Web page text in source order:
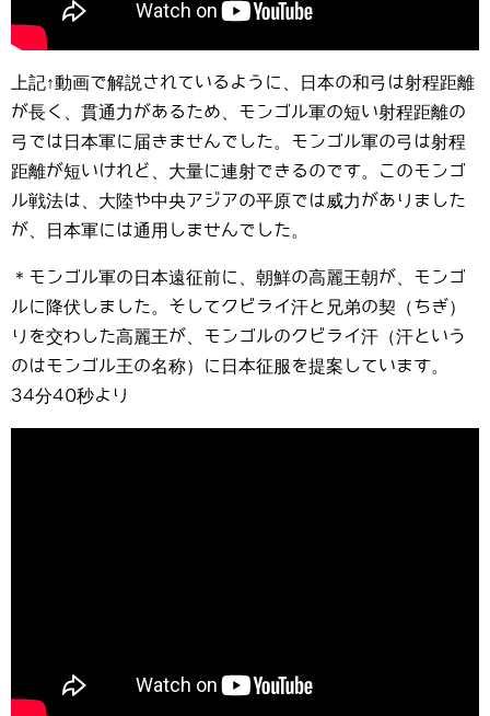
上記↑動画で解説されているように、日本の和弓は射程距離
が長く、貫通力があるため、モンゴル軍の短い射程距離の
弓では日本軍に届きませんでした。モンゴル軍の弓は射程
距離が短いけれど、大量に連射できるのです。このモンゴ
ル戦法は、大陸や中央アジアの平原では威力がありました
が、日本軍には通用しませんでした。
＊モンゴル軍の日本遠征前に、朝鮮の高麗王朝が、モンゴ
ルに降伏しました。そしてクビライ汗と兄弟の契（ちぎ）
りを交わした高麗王が、モンゴルのクビライ汗（汗という
のはモンゴル王の名称）に日本征服を提案しています。
34分40秒より